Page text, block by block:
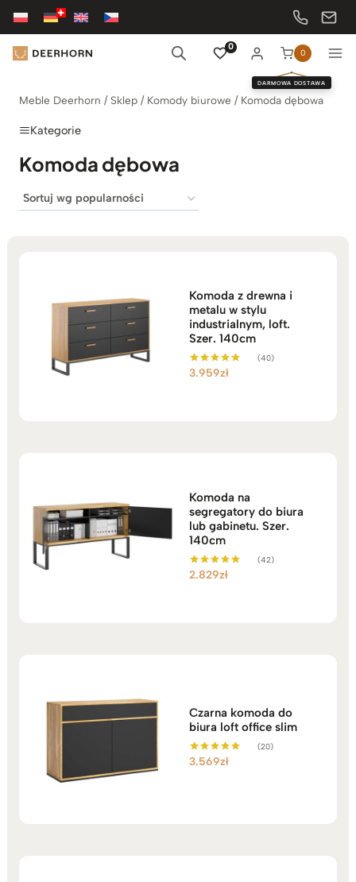
Przejdź
treści
0
0
DARMOWA DOSTAWA
Meble Deerhorn / Sklep / Komody biurowe / Komoda dębowa
Kategorie
Komoda dębowa
Komoda z drewna i
metalu w stylu
industrialnym, loft.
Szer. 140cm
Oceniono
(40)
3.959zł
Komoda na
segregatory do biura
lub gabinetu. Szer.
140cm
Oceniono
(42)
2.829zł
Czarna komoda do
biura loft office slim
Oceniono
(20)
3.569zł